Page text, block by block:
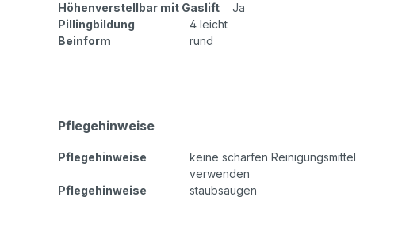
Höhenverstellbar mit Gaslift
Ja
Pillingbildung
4 leicht
Beinform
rund
Pflegehinweise
Pflegehinweise
keine scharfen Reinigungsmittel
verwenden
Pflegehinweise
staubsaugen